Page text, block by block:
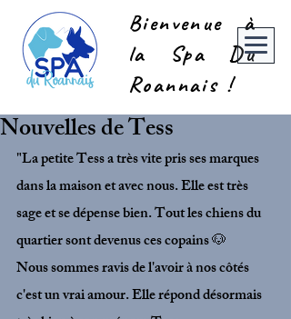
Bienvenue à
la Spa Du
Roannais !
Nouvelles de Tess
"La petite Tess a très vite pris ses marques
dans la maison et avec nous. Elle est très
sage et se dépense bien. Tout les chiens du
quartier sont devenus ces copains 🐶
Nous sommes ravis de l'avoir à nos côtés
c'est un vrai amour. Elle répond désormais